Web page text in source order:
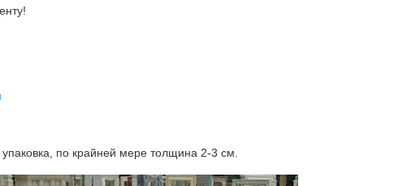
по крайней мере толщина 2-3 см.